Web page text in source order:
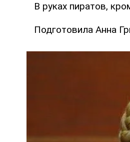
В руках пиратов,
Подготовила Анна